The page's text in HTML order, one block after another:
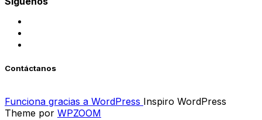
Contáctanos
Funciona gracias a WordPress Inspiro WordPress
Theme por WPZOOM